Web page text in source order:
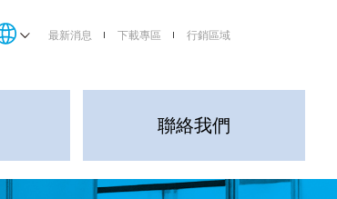
最新消息 下載專區 行銷區域
聯絡我們